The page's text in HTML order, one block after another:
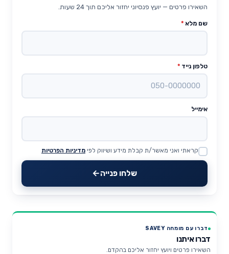
השאירו פרטים — יועץ פנסיוני יחזור אליכם תוך 24 שעות.
שם מלא *
טלפון נייד *
אימייל
Website
קראתי ואני מאשר/ת קבלת מידע ושיווק לפי מדיניות הפרטיות
שלחו פנייה
דברו עם מומחה SAVEY
דברו איתנו
השאירו פרטים ויועץ יחזור אליכם בהקדם.